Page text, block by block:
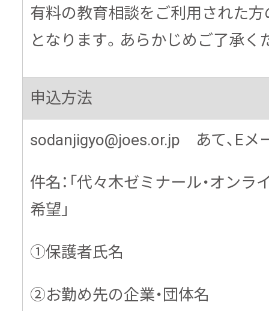
有料の教育相談をご利用された
となります。あらかじめご了承く
申込方法
sodanjigyo@joes.or.jp あて、Eメ
件名：「代々木ゼミナール・オンラ
希望」
①保護者氏名
➁お勤め先の企業・団体名